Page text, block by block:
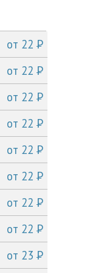
от 22P
от 22P
от 22P
от 22P
от 22P
от 22P
от 22P
от 22P
от 23P